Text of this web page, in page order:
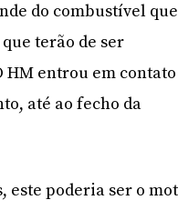
do combustível que
terão de ser
entrou em contato
até ao fecho da
este poderia ser o